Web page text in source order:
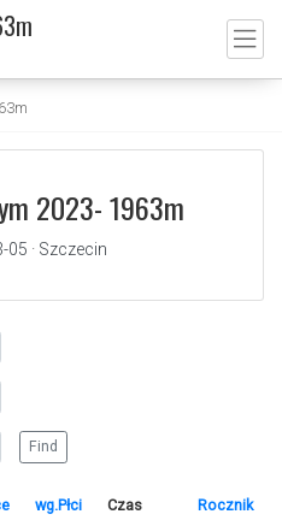
2023- 1963m
05 · Szczecin
wg.Płci Czas Rocznik